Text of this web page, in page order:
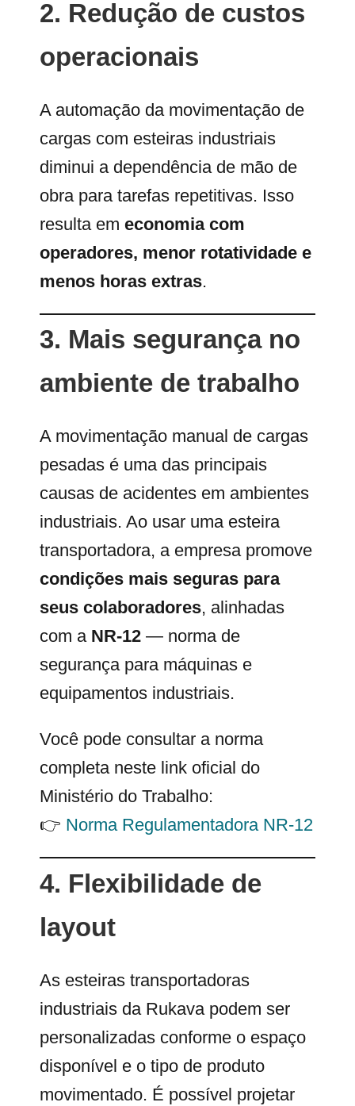
2. Redução de custos
operacionais
A automação da movimentação de
cargas com esteiras industriais
diminui a dependência de mão de
obra para tarefas repetitivas. Isso
resulta em economia com
operadores, menor rotatividade e
menos horas extras.
3. Mais segurança no
ambiente de trabalho
A movimentação manual de cargas
pesadas é uma das principais
causas de acidentes em ambientes
industriais. Ao usar uma esteira
transportadora, a empresa promove
condições mais seguras para
seus colaboradores, alinhadas
com a NR-12 — norma de
segurança para máquinas e
equipamentos industriais.
Você pode consultar a norma
completa neste link oficial do
Ministério do Trabalho:
👉 Norma Regulamentadora NR-12
4. Flexibilidade de
layout
As esteiras transportadoras
industriais da Rukava podem ser
personalizadas conforme o espaço
disponível e o tipo de produto
movimentado. É possível projetar